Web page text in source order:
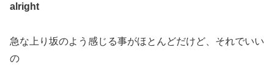
alright
急な上り坂のよう感じる事がほとんどだけど、それでいい
の